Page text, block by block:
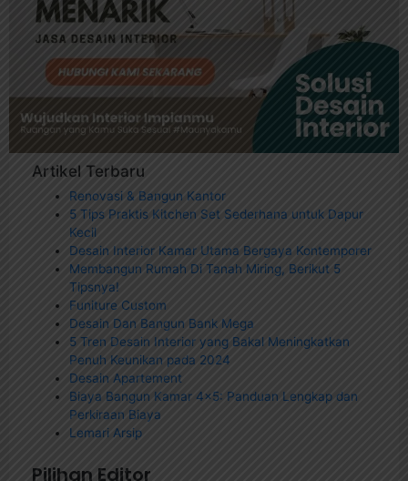
Artikel Terbaru
Renovasi & Bangun Kantor
5 Tips Praktis Kitchen Set Sederhana untuk Dapur
Kecil
Desain Interior Kamar Utama Bergaya Kontemporer
Membangun Rumah Di Tanah Miring, Berikut 5
Tipsnya!
Funiture Custom
Desain Dan Bangun Bank Mega
5 Tren Desain Interior yang Bakal Meningkatkan
Penuh Keunikan pada 2024
Desain Apartement
Biaya Bangun Kamar 4×5: Panduan Lengkap dan
Perkiraan Biaya
Lemari Arsip
Pilihan Editor